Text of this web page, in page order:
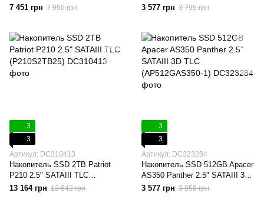
NVMe TLC (P300P1TBM28)
7 451 грн 7 950 грн
(P210S512G25)
3 577 грн 3 795 грн
3
3
Артикул: DC310413
Накопитель SSD 2TB Patriot
P210 2.5" SATAIII TLC
(P210S2TB25)
13 164 грн 13 842 грн
3
3
Артикул: DC323284
Накопитель SSD 512GB Apacer
AS350 Panther 2.5" SATAIII 3D
TLC (AP512GAS350-1)
3 577 грн 3 958 грн